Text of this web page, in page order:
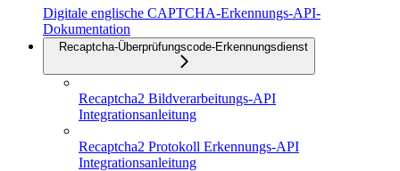
Digitale englische CAPTCHA-Erkennungs-API-
Dokumentation
Recaptcha-Überprüfungscode-Erkennungsdienst
Recaptcha2 Bildverarbeitungs-API
Integrationsanleitung
Recaptcha2 Protokoll Erkennungs-API
Integrationsanleitung